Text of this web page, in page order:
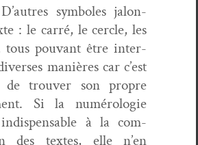
sym­bol­es jalon­
: le car­ré, le cer­cle, les
tous pou­vant être inter­
manières car c’est
de trou­ver son pro­pre
Si la numérolo­gie
indis­pens­able à la com­
des textes, elle n’en